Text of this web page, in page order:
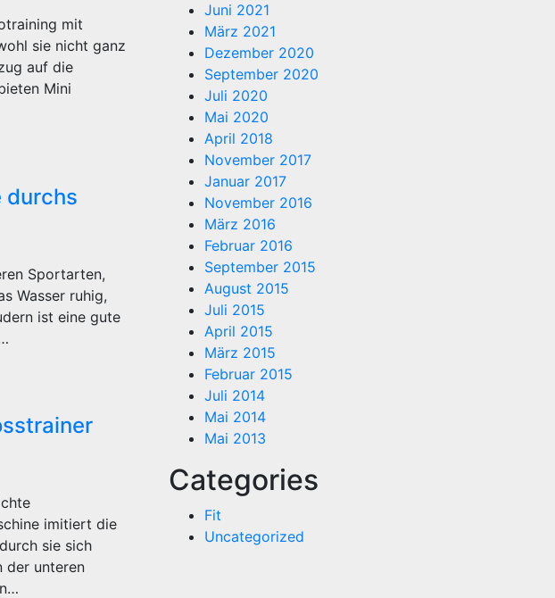
mit
sie nicht ganz
auf die
Mini
durchs
Sportarten,
Wasser ruhig,
ist eine gute
imitiert die
sie sich
der unteren
Juni 2021
März 2021
Dezember 2020
September 2020
Juli 2020
Mai 2020
April 2018
November 2017
Januar 2017
November 2016
März 2016
Februar 2016
September 2015
August 2015
Juli 2015
April 2015
März 2015
Februar 2015
Juli 2014
Mai 2014
Mai 2013
Categories
Fit
Uncategorized